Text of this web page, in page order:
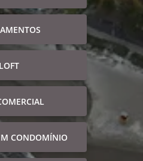
LOFT
CONDOMÍNIO